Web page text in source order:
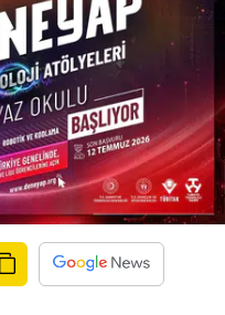
Erzincan
Erzurum
Eskişehir
Gaziantep
Giresun
Gümüşhane